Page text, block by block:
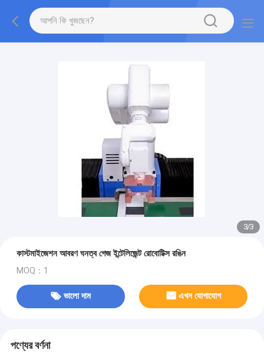
1/3
কাস্টমাইজেশন আবরণ ঘনত্ব গেজ ইন্টেলিজেন্ট রোবোটিক্স রঙিন
MOQ：1
ভালো দাম এখন যোগাযোগ
পণ্যের বর্ণনা